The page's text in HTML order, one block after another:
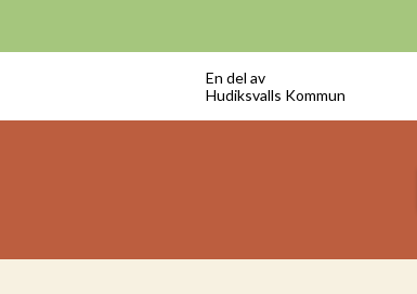
En del av
Hudiksvalls Kommun